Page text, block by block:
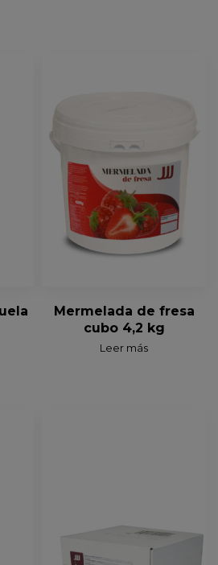
Mermelada de fresa
cubo 4,2 kg
Leer más